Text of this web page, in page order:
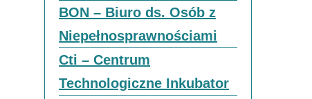
BON – Biuro ds. Osób z
Niepełnosprawnościami
Cti – Centrum
Technologiczne Inkubator